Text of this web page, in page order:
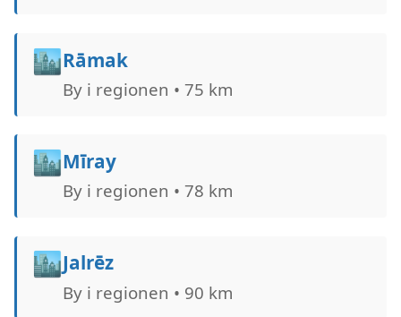
🏙️Rāmak
By i regionen • 75 km
🏙️Mīray
By i regionen • 78 km
🏙️Jalrēz
By i regionen • 90 km